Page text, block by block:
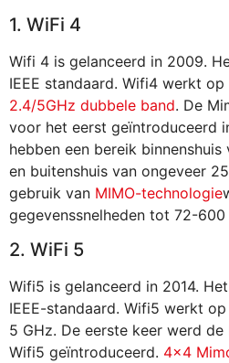
1. WiFi 4
Wifi 4 is gelanceerd in 2009.
IEEE standaard. Wifi4 werkt
2.4/5GHz dubbele band. De
voor het eerst geïntroduceerd
hebben een bereik
en buitenshuis van ongeveer
gebruik van MIMO-technologie
gegevenssnelheden tot 72-
2. WiFi 5
Wifi5 is gelanceerd in 2014.
IEEE-standaard. Wifi5 werkt
5 GHz. De eerste keer werd
Wifi5 geïntroduceerd. 4×4